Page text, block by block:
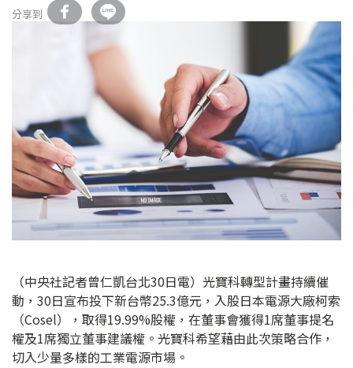
分享到
（中央社記者曾仁凱台北30日電）光寶科轉型計畫持續催
動，30日宣布投下新台幣25.3億元，入股日本電源大廠柯索
（Cosel），取得19.99%股權，在董事會獲得1席董事提名
權及1席獨立董事建議權。光寶科希望藉由此次策略合作，
切入少量多樣的工業電源市場。